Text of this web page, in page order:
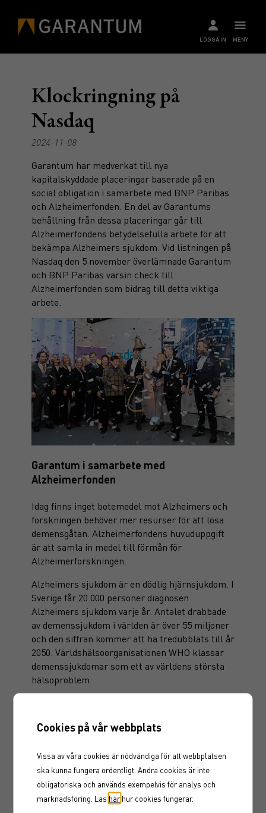
MENY
LOGGA IN
Klockringning på
Nasdaq
2024-11-08
Garantum har medverkat till nya
kapitalskyddade placeringar baserade på en
social obligation i samarbete med BNP Paribas
och Alzheimerfonden. En del av Garantums
behållning från dessa placeringar går till
Alzheimerfondens betydelsefulla arbete för att
bekämpa Alzheimers sjukdom. Vid listningen på
Nasdaq den 5 november överlämnade Garantum
och BNP Paribas varsin check till
Alzheimerfonden som bidrag till detta viktiga
arbete.
Garantum i samarbete med
Alzheimerfonden
Idag finns inget botemedel mot Alzheimers och
forskningen behöver mer resurser för att lösa
demensgåtan. Alzheimerfondens huvuduppgift
är att samla in medel till förmån för
Alzheimerforskningen.
Alzheimers sjukdom är en dödlig hjärnsjukdom. I
Sverige får 20 000 personer diagnosen
Alzheimers sjukdom varje år. Antalet drabbade
av demenssjukdom i världen är över 55 miljoner
och den siffran kommer att ha tredubblats till år
2050. Världshälsoorganisationen WHO klassar
demenssjukdomar som ett av världens största
hälsoproblem.
Cookies på vår webbplats
Vissa av våra cookies är nödvändiga för att webbplatsen
ska kunna fungera ordentligt. Andra cookies är inte
obligatoriska och används exempelvis för analys och
marknadsföring. Läs härhur cookies fungerar.